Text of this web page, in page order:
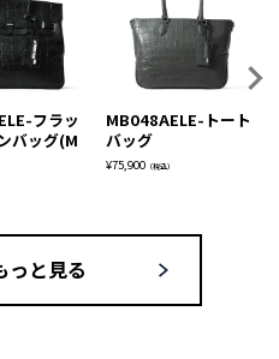
フラッ
バッグ(M
MB048AELE-トート
バッグ
¥75,900 （税込）
っと見る